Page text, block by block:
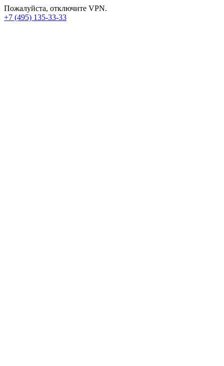
Пожалуйста, отключите VPN.
+7 (495) 135-33-33